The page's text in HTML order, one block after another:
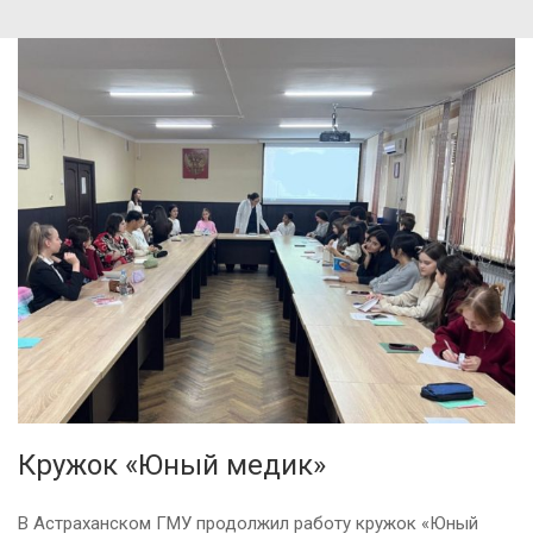
Кружок «Юный медик»
В Астраханском ГМУ продолжил работу кружок «Юный